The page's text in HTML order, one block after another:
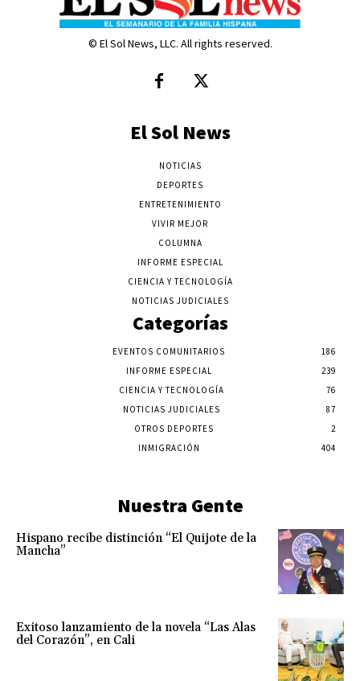
© El Sol News, LLC. All rights reserved.
El Sol News
NOTICIAS
DEPORTES
ENTRETENIMIENTO
VIVIR MEJOR
COLUMNA
INFORME ESPECIAL
CIENCIA Y TECNOLOGÍA
NOTICIAS JUDICIALES
Categorías
EVENTOS COMUNITARIOS
186
INFORME ESPECIAL
239
CIENCIA Y TECNOLOGÍA
76
NOTICIAS JUDICIALES
87
OTROS DEPORTES
2
INMIGRACIÓN
404
Nuestra Gente
Hispano recibe distinción “El Quijote de la
Mancha”
Exitoso lanzamiento de la novela “Las Alas
del Corazón”, en Cali